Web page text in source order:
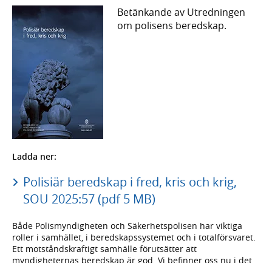
Betänkande av Utredningen
om polisens beredskap.
Ladda ner:
Polisiär beredskap i fred, kris och krig,
SOU 2025:57 (pdf 5 MB)
Både Polismyndigheten och Säkerhetspolisen har viktiga
roller i samhället, i beredskapssystemet och i totalförsvaret.
Ett motståndskraftigt samhälle förutsätter att
myndigheternas beredskap är god. Vi befinner oss nu i det